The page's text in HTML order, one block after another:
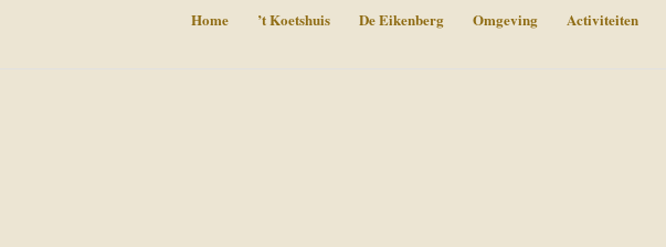
Home ’t Koetshuis De Eikenberg Omgeving Activiteiten